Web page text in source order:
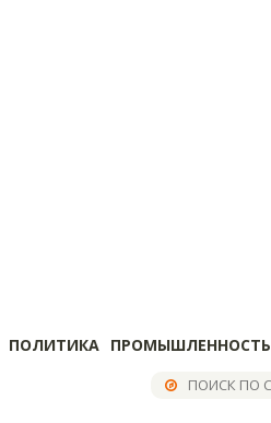
ПОЛИТИКА ПРОМЫШЛЕННОСТЬ